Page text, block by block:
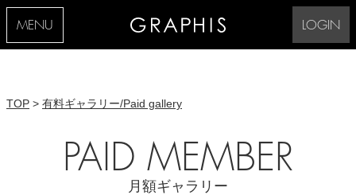
MENU LOGIN
TOP > 有料ギャラリー/Paid gallery
PAID MEMBER
月額ギャラリー